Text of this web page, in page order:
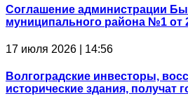
Соглашение администрации
муниципального района №1 от
17 июля 2026 | 14:56
Волгоградские инвесторы,
исторические здания, получат